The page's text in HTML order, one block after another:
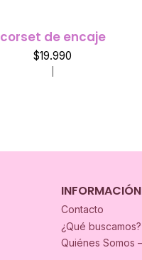
corset de encaje
$19.990
INFORMACIÓN
Contacto
¿Qué buscamos?
Quiénes Somos